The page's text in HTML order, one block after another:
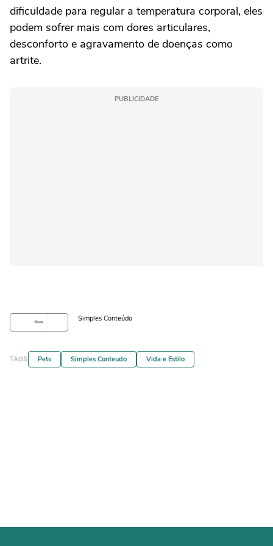
dificuldade para regular a temperatura corporal, eles
podem sofrer mais com dores articulares,
desconforto e agravamento de doenças como
artrite.
PUBLICIDADE
Simples Conteúdo
TAGS Pets Simples Conteudo Vida e Estilo